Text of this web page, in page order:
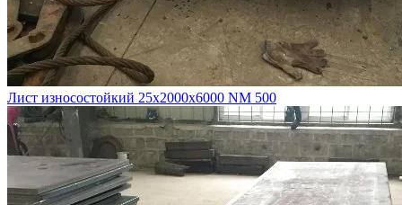
Лист износостойкий 25х2000х6000 NM 500